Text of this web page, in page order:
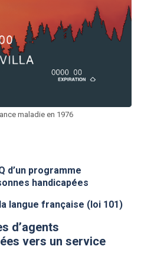
maladie en 1976
d’un programme
handicapées
langue française (loi 101)
d’agents
vers un service